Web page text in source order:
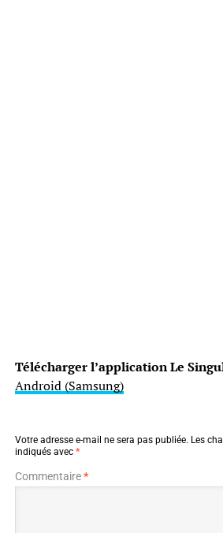
Télécharger l’application Le
Android (Samsung)
Votre adresse e-mail ne sera pas publiée. Les
indiqués avec *
Commentaire*